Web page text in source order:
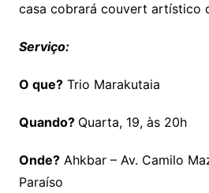
casa cobrará couvert artístico
Serviço:
O que?Trio Marakutaia
Quando? Quarta, 19, às 20h
Onde?Ahkbar – Av. Camilo
Paraíso